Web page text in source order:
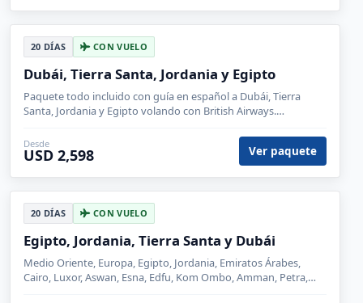
20 DÍAS CON VUELO
Dubái, Tierra Santa, Jordania y Egipto
Paquete todo incluido con guía en español a Dubái, Tierra
Santa, Jordania y Egipto volando con British Airways.
Desde
USD 2,598 Ver paquete
20 DÍAS CON VUELO
Egipto, Jordania, Tierra Santa y Dubái
Medio Oriente, Europa, Egipto, Jordania, Emiratos Árabes,
Cairo, Luxor, Aswan, Esna, Edfu, Kom Ombo, Amman, Petra,